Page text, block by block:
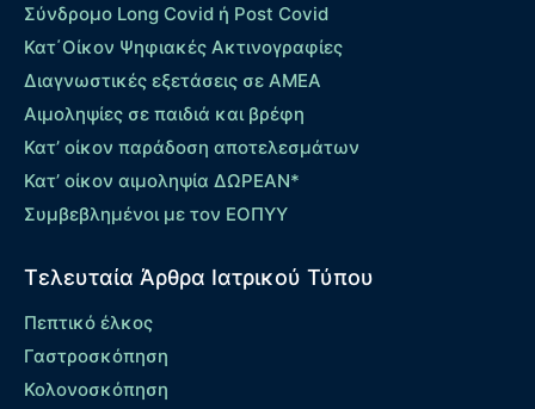
Σύνδρομο Long Covid ή Post Covid
Κατ΄Οίκον Ψηφιακές Ακτινογραφίες
Διαγνωστικές εξετάσεις σε ΑΜΕΑ
Αιμοληψίες σε παιδιά και βρέφη
Κατ’ οίκον παράδοση αποτελεσμάτων
Κατ’ οίκον αιμοληψία ΔΩΡΕΑΝ*
Συμβεβλημένοι με τον ΕΟΠΥΥ
Τελευταία Άρθρα Ιατρικού Τύπου
Πεπτικό έλκος
Γαστροσκόπηση
Κολονοσκόπηση